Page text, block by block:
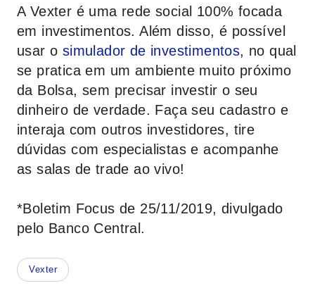
A Vexter é uma rede social 100% focada
em investimentos. Além disso, é possível
usar o simulador de investimentos, no qual
se pratica em um ambiente muito próximo
da Bolsa, sem precisar investir o seu
dinheiro de verdade. Faça seu cadastro e
interaja com outros investidores, tire
dúvidas com especialistas e acompanhe
as salas de trade ao vivo!
*Boletim Focus de 25/11/2019, divulgado
pelo Banco Central.
Vexter